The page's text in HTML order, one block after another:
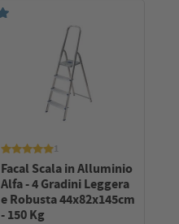
Facal Scala in Alluminio
Alfa - 4 Gradini Leggera
e Robusta 44x82x145cm
- 150 Kg